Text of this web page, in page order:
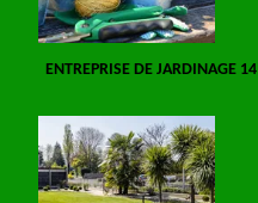
ENTREPRISE DE JARDINAGE 14